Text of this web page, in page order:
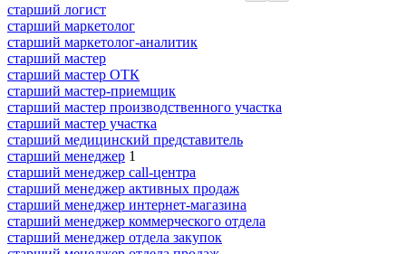
старший логист
старший маркетолог
старший маркетолог-аналитик
старший мастер
старший мастер ОТК
старший мастер-приемщик
старший мастер производственного участка
старший мастер участка
старший медицинский представитель
старший менеджер 1
старший менеджер call-центра
старший менеджер активных продаж
старший менеджер интернет-магазина
старший менеджер коммерческого отдела
старший менеджер отдела закупок